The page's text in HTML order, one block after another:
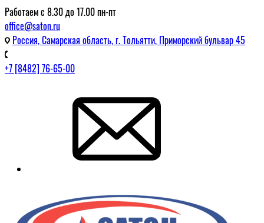
Работаем с 8.30 до 17.00 пн-пт
office@saton.ru
Россия, Самарская область, г. Тольятти, Приморский бульвар 45
+7 [8482] 76-65-00